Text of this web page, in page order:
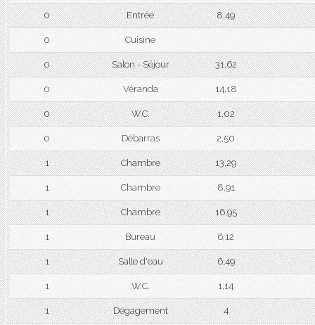
0 Entrée 8,49
0 Cuisine
0 Salon - Séjour 31,62
0 Véranda 14,18
0 W.C. 1,02
0 Débarras 2,50
1 Chambre 13,29
1 Chambre 8,91
1 Chambre 16,95
1 Bureau 6,12
1 Salle d'eau 6,49
1 W.C. 1,14
1 Dégagement 4